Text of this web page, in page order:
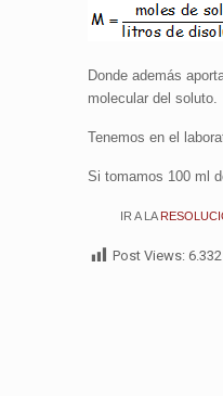
Donde además
molecular del soluto.
Tenemos en el
Si tomamos 100 ml
IR A LA
Post Views: 6.332